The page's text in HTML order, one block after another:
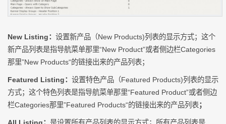
New Listing： 设置新产品（New Products)列表的显示方式；这个
新产品列表是指导航菜单那里“New Product”或者侧边栏Categories
那里”New Products“的链接出来的产品列表；
Featured Listing： 设置特色产品（Featured Products)列表的显示
方式；这个特色列表是指导航菜单那里“Featured Product”或者侧边
栏Categories那里”Featured Products“的链接出来的产品列表；